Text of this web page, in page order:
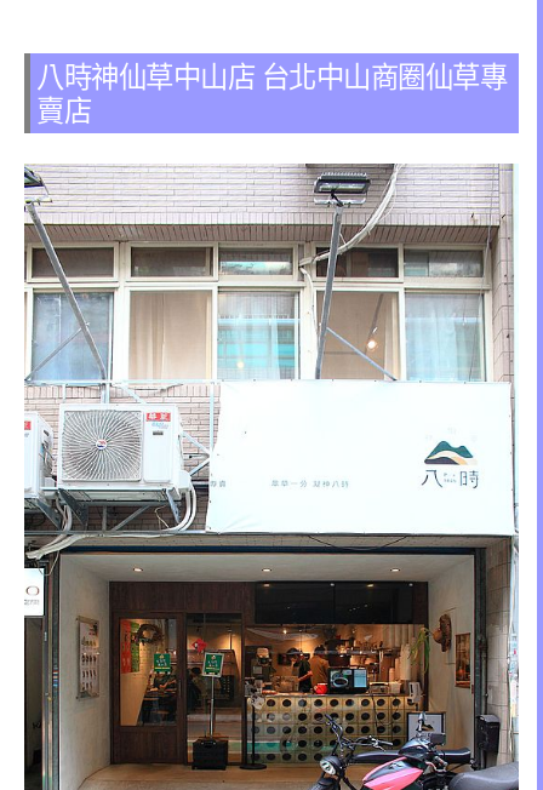
八時神仙草中山店 台北中山商圈仙草專
賣店